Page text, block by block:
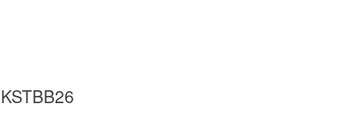
KSTBB26